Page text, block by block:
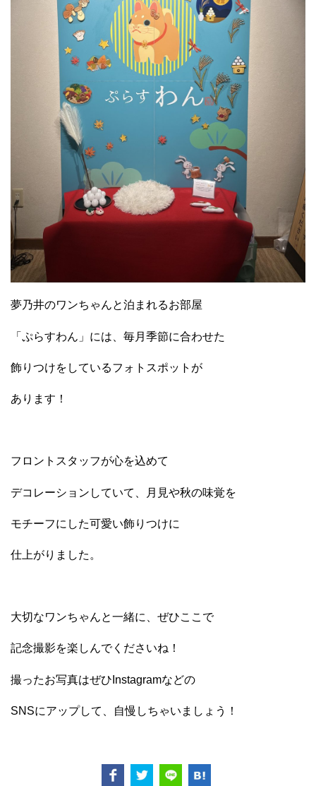
夢乃井のワンちゃんと泊まれるお部屋
「ぷらすわん」には、毎月季節に合わせた
飾りつけをしているフォトスポットが
あります！
フロントスタッフが心を込めて
デコレーションしていて、月見や秋の味覚を
モチーフにした可愛い飾りつけに
仕上がりました。
大切なワンちゃんと一緒に、ぜひここで
記念撮影を楽しんでくださいね！
撮ったお写真はぜひInstagramなどの
SNSにアップして、自慢しちゃいましょう！